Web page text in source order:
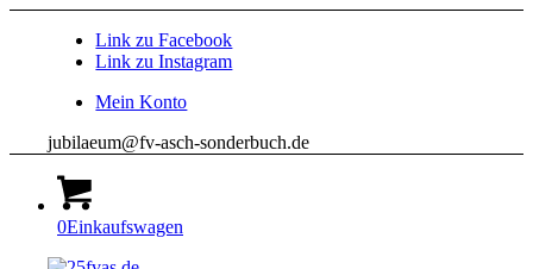
Link zu Facebook
Link zu Instagram
Mein Konto
jubilaeum@fv-asch-sonderbuch.de
0Einkaufswagen